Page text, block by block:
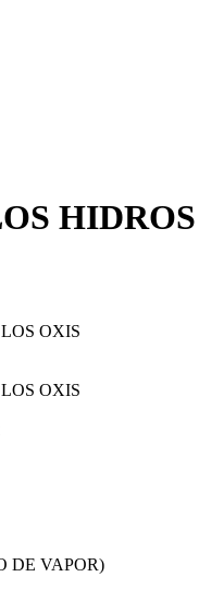
HIDROS
DE VAPOR)